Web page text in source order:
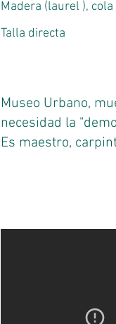
Madera (laurel ), cola
Talla directa
Museo Urbano,
necesidad la
Es maestro,